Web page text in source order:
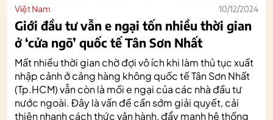
Việt Nam 10/12/2024
Giới đầu tư vẫn e ngại tốn nhiều thời gian
ở ‘cửa ngõ’ quốc tế Tân Sơn Nhất
Mất nhiều thời gian chờ đợi vô ích khi làm thủ tục xuất
nhập cảnh ở cảng hàng không quốc tế Tân Sơn Nhất
(Tp.HCM) vẫn còn là mối e ngại của các nhà đầu tư
nước ngoài. Đây là vấn đề cần sớm giải quyết, cải
thiện nhanh cách thức vận hành, đẩy mạnh hệ thống